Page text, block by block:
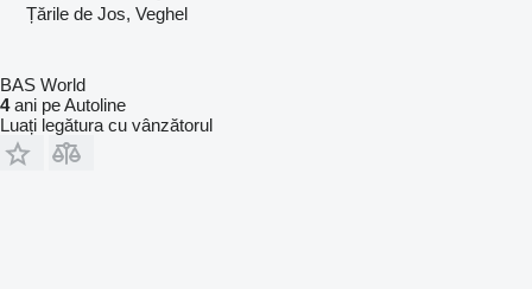
Țările de Jos, Veghel
BAS World
4ani pe Autoline
Luați legătura cu vânzătorul